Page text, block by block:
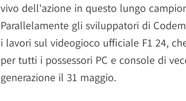
vivo dell'azione in questo lungo
Parallelamente gli sviluppatori di
i lavori sul videogioco ufficiale F1 24,
per tutti i possessori PC e console di
generazione il 31 maggio.